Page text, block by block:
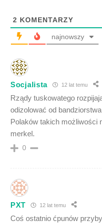
2 KOMENTARZY
najnowszy
Socjalista 12 lat temu
Rządy tuskowatego
odizolować od
Polaków takich możliwości
merkel.
0
PXT 12 lat temu
Coś ostatnio ćpunów